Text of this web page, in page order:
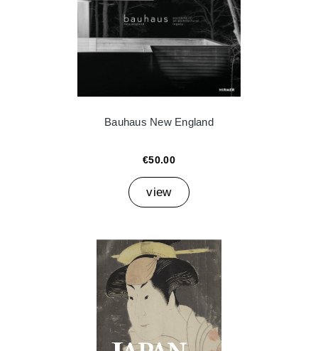
Bauhaus New England
€50.00
view